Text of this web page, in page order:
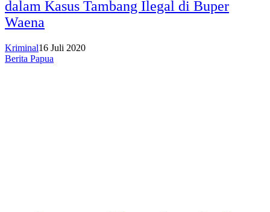
dalam Kasus Tambang Ilegal di Buper
Waena
Kriminal16 Juli 2020
Berita Papua